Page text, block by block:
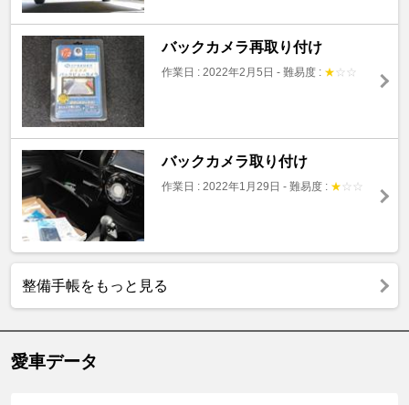
バックカメラ再取り付け
作業日 : 2022年2月5日 - 難易度 : ★ ☆ ☆
バックカメラ取り付け
作業日 : 2022年1月29日 - 難易度 : ★ ☆ ☆
整備手帳をもっと見る
愛車データ